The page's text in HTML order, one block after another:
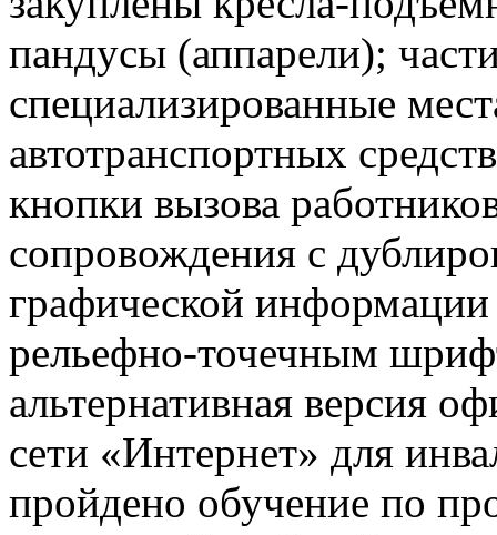
пандусы (аппарели);
специализированные
автотранспортных
кнопки вызова
сопровождения с
графической
рельефно-точечным
альтернативная версия
сети «Интернет» для
пройдено обучение по